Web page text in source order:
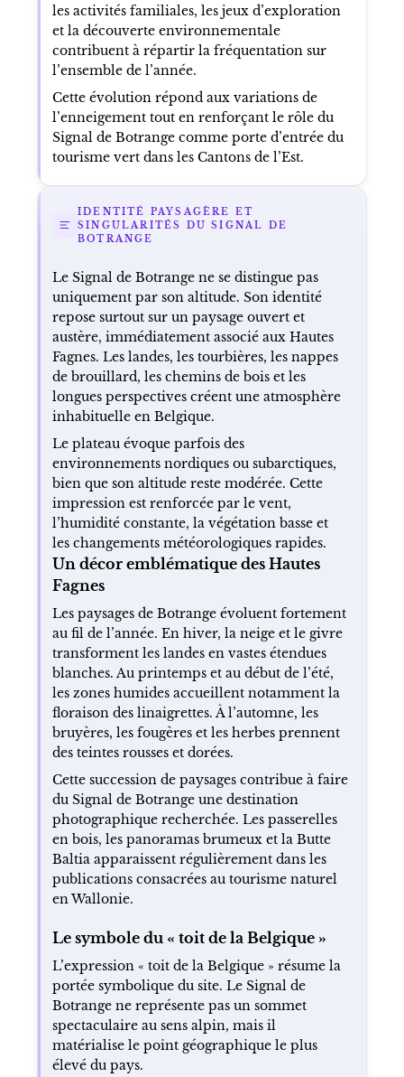
les activités familiales, les jeux d’exploration
et la découverte environnementale
contribuent à répartir la fréquentation sur
l’ensemble de l’année.
Cette évolution répond aux variations de
l’enneigement tout en renforçant le rôle du
Signal de Botrange comme porte d’entrée du
tourisme vert dans les Cantons de l’Est.
IDENTITÉ PAYSAGÈRE ET
SINGULARITÉS DU SIGNAL DE
BOTRANGE
Le Signal de Botrange ne se distingue pas
uniquement par son altitude. Son identité
repose surtout sur un paysage ouvert et
austère, immédiatement associé aux Hautes
Fagnes. Les landes, les tourbières, les nappes
de brouillard, les chemins de bois et les
longues perspectives créent une atmosphère
inhabituelle en Belgique.
Le plateau évoque parfois des
environnements nordiques ou subarctiques,
bien que son altitude reste modérée. Cette
impression est renforcée par le vent,
l’humidité constante, la végétation basse et
les changements météorologiques rapides.
Un décor emblématique des Hautes
Fagnes
Les paysages de Botrange évoluent fortement
au fil de l’année. En hiver, la neige et le givre
transforment les landes en vastes étendues
blanches. Au printemps et au début de l’été,
les zones humides accueillent notamment la
floraison des linaigrettes. À l’automne, les
bruyères, les fougères et les herbes prennent
des teintes rousses et dorées.
Cette succession de paysages contribue à faire
du Signal de Botrange une destination
photographique recherchée. Les passerelles
en bois, les panoramas brumeux et la Butte
Baltia apparaissent régulièrement dans les
publications consacrées au tourisme naturel
en Wallonie.
Le symbole du « toit de la Belgique »
L’expression « toit de la Belgique » résume la
portée symbolique du site. Le Signal de
Botrange ne représente pas un sommet
spectaculaire au sens alpin, mais il
matérialise le point géographique le plus
élevé du pays.